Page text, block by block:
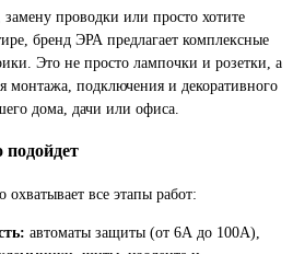
проводки или просто хотите
бренд ЭРА предлагает комплексные
Это не просто лампочки и розетки, а
монтажа, подключения и декоративного
дома, дачи или офиса.
подойдет
все этапы работ:
автоматы защиты (от 6А до 100А),